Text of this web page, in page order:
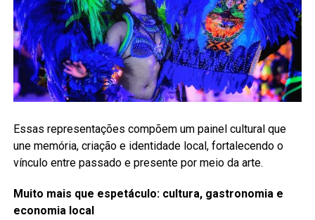
Essas representações compõem um painel cultural que
une memória, criação e identidade local, fortalecendo o
vínculo entre passado e presente por meio da arte.
Muito mais que espetáculo: cultura, gastronomia e
economia local